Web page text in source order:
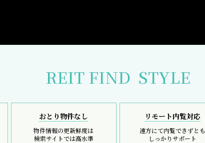
REIT FIND STYLE
おとり物件なし
物件情報の更新鮮度は
検索サイトでは高水準
リモート内覧対応
遠方にて内覧できずとも
しっかりサポート